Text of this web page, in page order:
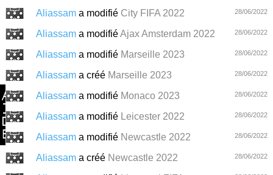
Aliassam a modifié City FIFA 2022 28/06/2022
Aliassam a modifiéAjax Amsterdam 2022 28/06/2022
Aliassam a modifié Marseille 2023 28/06/2022
Aliassam a créé Marseille 2023 28/06/2022
Aliassam a modifié Monaco 2023 28/06/2022
Aliassam a modifié Leicester 2022 28/06/2022
Aliassam a modifié Newcastle 2022 28/06/2022
Aliassam a créé Newcastle 2022 28/06/2022